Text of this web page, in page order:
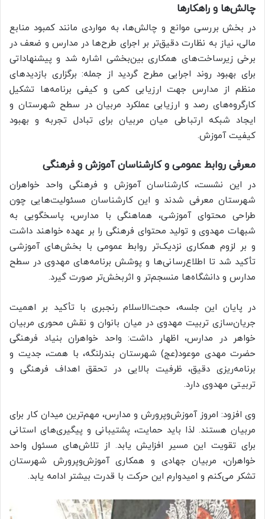
چالش‌ها و راهکارها
در بخش بررسی موانع و چالش‌ها، به مواردی مانند کمبود منابع
مالی، نیاز به نظارت دقیق‌تر بر اجرای طرح‌ها در مدارس و ضعف در
برخی زیرساخت‌های همکاری بین‌بخشی اشاره شد و پیشنهاداتی
برای بهبود روند اجرایی مطرح گردید از جمله: برگزاری بازدیدهای
منظم از مدارس جهت ارزیابی کمی و کیفی برنامه‌ها تشکیل
کارگروه‌های رصد و ارزیابی عملکرد مربیان در سطح شهرستان و
ایجاد شبکه ارتباطی میان مربیان برای تبادل تجربه و بهبود
کیفیت آموزش.
معرفی روابط عمومی و کارشناسان آموزش و فرهنگی
در این نشست، کارشناسان آموزش و فرهنگی واحد خواهران
شهرستان معرفی شدند و این کارشناسان مسئولیت‌هایی چون
طراحی محتوای آموزشی، هماهنگی با مدارس، پاسخگویی به
شبهات مهدوی و تولید محتوای فرهنگی را بر عهده خواهند داشت
و بر لزوم همکاری نزدیک‌تر روابط عمومی با بخش‌های آموزشی
تأکید شد تا اطلاع‌رسانی‌ها و پوشش برنامه‌های مهدوی در سطح
مدارس و دانشگاه‌ها منسجم‌تر و اثربخش‌تر صورت گیرد.
در پایان این جلسه، حجت‌الاسلام رنجبری با تأکید بر اهمیت
جریان‌سازی تربیت مهدوی در میان بانوان و نقش محوری مربیان
خواهر در مدارس، اظهار داشت: واحد خواهران بنیاد فرهنگی
حضرت مهدی موعود(عج) شهرستان بندرلنگه، با همت، جدیت و
برنامه‌ریزی دقیق، ظرفیت بالایی در تحقق اهداف فرهنگی و
تربیتی مهدوی دارد.
وی افزود: امروز آموزش‌وپرورش و مدارس، مهم‌ترین میدان کار برای
مربیان هستند. لذا باید حمایت، پشتیبانی و پیگیری‌های استانی
برای تقویت این مسیر افزایش یابد. از تلاش‌های مسئول واحد
خواهران، مربیان جهادی و همکاری آموزش‌وپرورش شهرستان
تشکر می‌کنم و امیدوارم این حرکت با قدرت بیشتر ادامه یابد.